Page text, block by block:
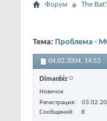
Форум The Bat!
Тема: Проблема -
04.02.2004, 14:53
Dimanbiz
Новичок
Регистрация
Сообщений
8